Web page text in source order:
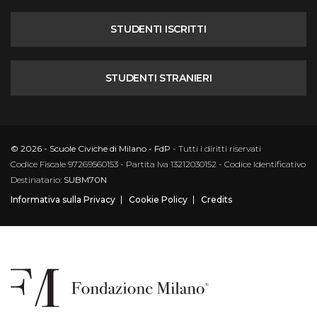
STUDENTI ISCRITTI
STUDENTI STRANIERI
© 2026 - Scuole Civiche di Milano - FdP - Tutti i diritti riservati
Codice Fiscale 97269560153 - Partita Iva 13212030152 - Codice Identificativo
Destinatario: SUBM70N
Informativa sulla Privacy
Cookie Policy Credits